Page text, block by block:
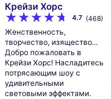
Крейзи Хорс
4.7 (468)
Женственность,
творчество, изящество...
Добро пожаловать в
Крейзи Хорс! Насладитесь
потрясающим шоу с
удивительными
световыми эффектами.